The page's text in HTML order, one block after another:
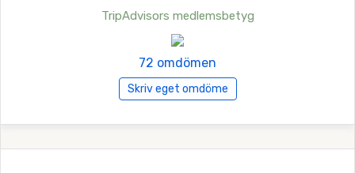
TripAdvisors medlemsbetyg
72 omdömen
Skriv eget omdöme